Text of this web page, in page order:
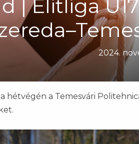
| Elitliga
2024.
a Temesvári